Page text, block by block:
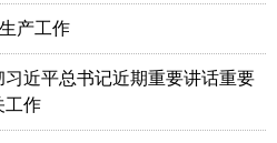
产工作
近平总书记近期重要讲话重要
工作